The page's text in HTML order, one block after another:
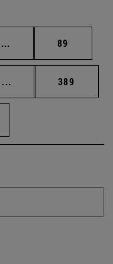
... Páginas intermedias
Página
89
... Páginas intermedias
Página
389